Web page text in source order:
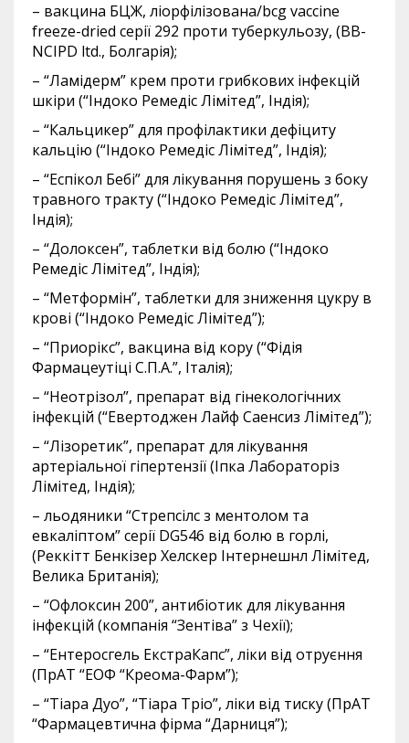
– вакцина БЦЖ, ліорфілізована/bcg vaccine
freeze-dried серії 292 проти туберкульозу, (BB-
NCIPD ltd., Болгарія);
– “Ламідерм” крем проти грибкових інфекцій
шкіри (“Індоко Ремедіс Лімітед”, Індія);
– “Кальцикер” для профілактики дефіциту
кальцію (“Індоко Ремедіс Лімітед”, Індія);
– “Еспікол Бебі” для лікування порушень з боку
травного тракту (“Індоко Ремедіс Лімітед”,
Індія);
– “Долоксен”, таблетки від болю (“Індоко
Ремедіс Лімітед”, Індія);
– “Метформін”, таблетки для зниження цукру в
крові (“Індоко Ремедіс Лімітед”);
– “Приорікс”, вакцина від кору (“Фідія
Фармацеутіці С.П.А.”, Італія);
– “Неотрізол”, препарат від гінекологічних
інфекцій (“Евертоджен Лайф Саенсиз Лімітед”);
– “Лізоретик”, препарат для лікування
артеріальної гіпертензії (Іпка Лабораторіз
Лімітед, Індія);
– льодяники “Стрепсілс з ментолом та
евкаліптом” серії DG546 від болю в горлі,
(Реккітт Бенкізер Хелскер Інтернешнл Лімітед,
Велика Британія);
– “Офлоксин 200”, антибіотик для лікування
інфекцій (компанія “Зентіва” з Чехії);
– “Ентеросгель ЕкстраКапс”, ліки від отруєння
(ПрАТ “ЕОФ “Креома-Фарм”);
– “Тіара Дуо”, “Тіара Тріо”, ліки від тиску (ПрАТ
“Фармацевтична фірма “Дарниця”);